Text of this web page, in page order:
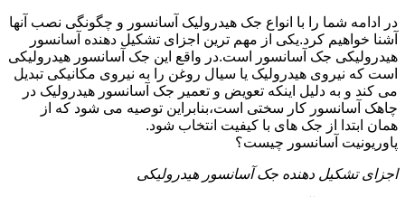
در ادامه شما را با انواع جک هیدرولیک آسانسور و چگونگی نصب آنها
آشنا خواهیم کرد.یکی از مهم ترین اجزای تشکیل دهنده آسانسور
هیدرولیکی جک آسانسور است.در واقع این جک آسانسور هیدرولیکی
است که نیروی هیدرولیک یا سیال روغن را به نیروی مکانیکی تبدیل
می کند و به دلیل اینکه تعویض و تعمیر جک آسانسور هیدرولیک در
چاهک آسانسور کار سختی است،بنابراین توصیه می شود که از
همان ابتدا از جک های با کیفیت انتخاب شود.
پاوریونیت آسانسور چیست؟
اجزای تشکیل دهنده جک آسانسور هیدرولیکی